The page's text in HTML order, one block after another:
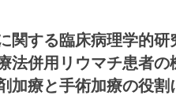
関する臨床病理学的研
法併用リウマチ患者
加療と手術加療の役割